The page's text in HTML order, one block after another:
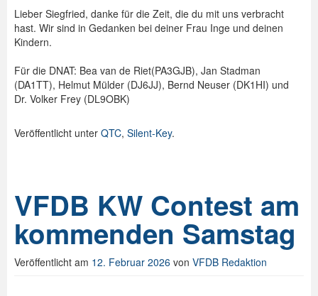
Lieber Siegfried, danke für die Zeit, die du mit uns verbracht
hast. Wir sind in Gedanken bei deiner Frau Inge und deinen
Kindern.
Für die DNAT: Bea van de Riet(PA3GJB), Jan Stadman
(DA1TT), Helmut Mülder (DJ6JJ), Bernd Neuser (DK1HI) und
Dr. Volker Frey (DL9OBK)
Veröffentlicht unter QTC, Silent-Key.
VFDB KW Contest am
kommenden Samstag
Veröffentlicht am 12. Februar 2026 von VFDB Redaktion